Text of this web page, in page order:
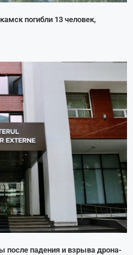
погибли 13 человек,
после падения и взрыва дрона-